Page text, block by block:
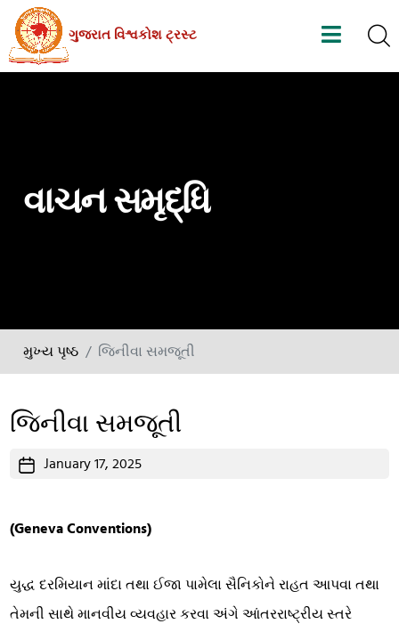
Skip
the
ગુજરાત વિશ્વકોશ ટ્રસ્ટ
વાચન સમૃદ્ધિ
મુખ્ય પૃષ્ઠ જિનીવા સમજૂતી
જિનીવા સમજૂતી
Post January 17, 2025
(Geneva Conventions)
યુદ્ધ દરમિયાન માંદા તથા ઈજા પામેલા સૈનિકોને રાહત આપવા તથા
તેમની સાથે માનવીય વ્યવહાર કરવા અંગે આંતરરાષ્ટ્રીય સ્તરે